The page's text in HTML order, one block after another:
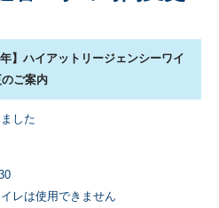
年】ハイアットリージェンシーワイ
ご案内
した
レは使用できません